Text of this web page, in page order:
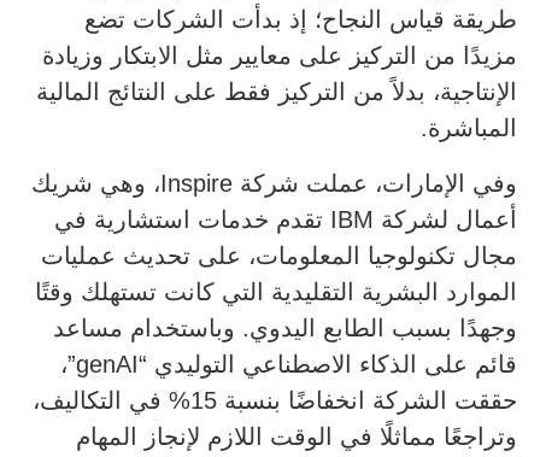
طريقة قياس النجاح؛ إذ بدأت الشركات تضع
مزيدًا من التركيز على معايير مثل الابتكار وزيادة
الإنتاجية، بدلاً من التركيز فقط على النتائج المالية
المباشرة.
وفي الإمارات، عملت شركة Inspire، وهي شريك
أعمال لشركة IBM تقدم خدمات استشارية في
مجال تكنولوجيا المعلومات، على تحديث عمليات
الموارد البشرية التقليدية التي كانت تستهلك وقتًا
وجهدًا بسبب الطابع اليدوي. وباستخدام مساعد
قائم على الذكاء الاصطناعي التوليدي “genAI”،
حققت الشركة انخفاضًا بنسبة 15% في التكاليف،
وتراجعًا مماثلًا في الوقت اللازم لإنجاز المهام